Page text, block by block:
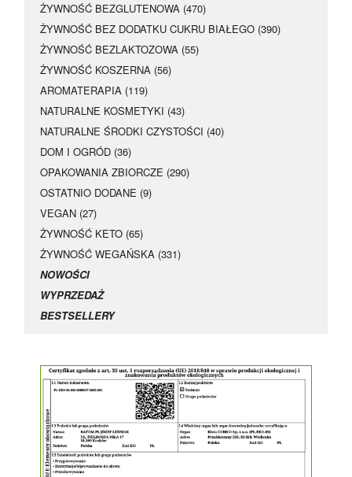
ŻYWNOŚĆ BEZGLUTENOWA (470)
ŻYWNOŚĆ BEZ DODATKU CUKRU BIAŁEGO (390)
ŻYWNOŚĆ BEZLAKTOZOWA (55)
ŻYWNOŚĆ KOSZERNA (56)
AROMATERAPIA (119)
NATURALNE KOSMETYKI (43)
NATURALNE ŚRODKI CZYSTOŚCI (40)
DOM I OGRÓD (36)
OPAKOWANIA ZBIORCZE (290)
OSTATNIO DODANE (9)
VEGAN (27)
ŻYWNOŚĆ KETO (65)
ŻYWNOŚĆ WEGAŃSKA (331)
NOWOŚCI
WYPRZEDAŻ
BESTSELLERY